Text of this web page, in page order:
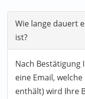
Wie lange dauert
ist?
Nach Bestätigung
eine Email,
enthält) wird Ihre